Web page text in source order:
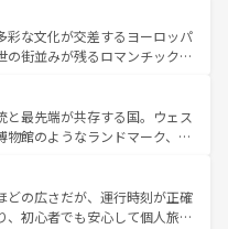
候が異なるスペインはその個
性で訪れる人を魅了する。 なお、新着のスペイン情報は コ
しい。
る。華麗な宮殿、歴史的な大
て豊かな自然が、訪れる者を心
ンスは美食の国としても知ら
あるランス、プロヴァンスの
、多彩な楽しみ方が可能だ。さ
魅力が溢れており、どの街角に
れで全く異なる文化を体験で
新着のフランス情報はコンテンツ一覧
彩な文化が交差するヨーロッパ
の街並みが残るロマンチック街
いても飽きることがない。ベ
エルン州のアルプスの絶景、そ
畑といった風景は必見。ビール
ほしい。 なお、新着の
覧を参照してほしい。
と最先端が共存する国。ウェス
物館のようなランドマーク、歴
。また、優雅なアフタヌーン
まらない英国パブ、サッカー観
きる体験も豊富。イギリスを旅
どの広さだが、運行時刻が正確
、初心者でも安心して個人旅行